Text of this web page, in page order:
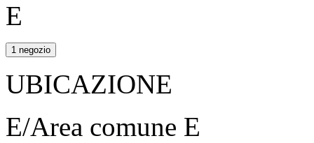
E
1 negozio
UBICAZIONE
E/Area comune E